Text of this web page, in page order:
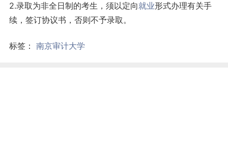
2.录取为非全日制的考生，须以定向就业形式办理有关手
续，签订协议书，否则不予录取。
标签： 南京审计大学